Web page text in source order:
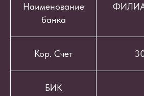
Наименование
банка
Кор. Счет
БИК